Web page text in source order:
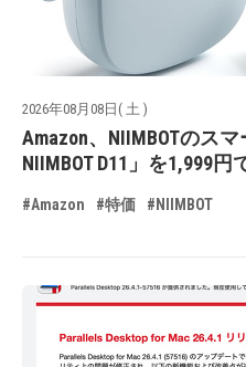
2026年08月08日( 土 )
Amazon、NIIMBOTのス
NIIMBOT D11」を1,999
#Amazon #特価 #NIIMBOT